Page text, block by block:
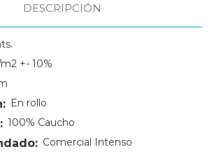
DESCRIPCIÓN
+- 10%
En rollo
100% Caucho
Comercial Intenso